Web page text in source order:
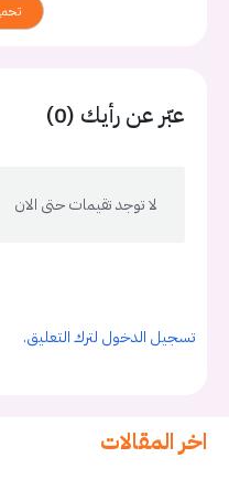
عبّر عن رأيك (0)
لا توجد تقيمات حتى الان
تسجيل الدخول لترك التعليق.
اخر المقالات